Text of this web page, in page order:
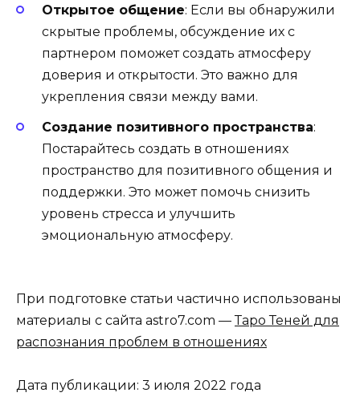
Открытое общение: Если вы обнаружили
скрытые проблемы, обсуждение их с
партнером поможет создать атмосферу
доверия и открытости. Это важно для
укрепления связи между вами.
Создание позитивного пространства:
Постарайтесь создать в отношениях
пространство для позитивного общения и
поддержки. Это может помочь снизить
уровень стресса и улучшить
эмоциональную атмосферу.
При подготовке статьи частично использованы
материалы с сайта astro7.com —Таро Теней для
распознания проблем в отношениях
Дата публикации: 3 июля 2022 года